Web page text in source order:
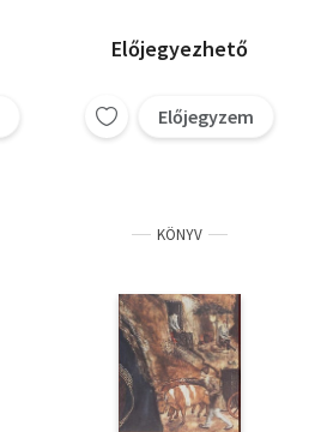
János, Fényes Elek,
Révai Miklós, Zsirai
Hunfalvy Pál,Simonyi
Zsigmond,Toldy
Lampert Vera
Domokos Péter-Paládi-
Kovács A.
Paládi-Kovács Attila
Németh G. Béla
Selmeczi Kovács Attila
Kálmán Béla Benkő Lóránd
Előjegyezhető
Előjegyzem
KÖNYV